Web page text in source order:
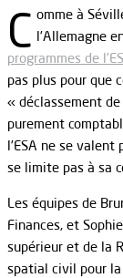
C omme à
l’Allemagne
programmes de
pas plus pour que
« déclassement
purement
l’ESA ne se
se limite pas à sa
Les équipes de
Finances, et
supérieur et de la
spatial civil pour